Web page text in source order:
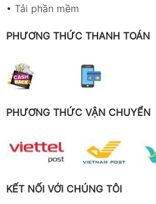
• Tải phần mềm
PHƯƠNG THỨC THANH TOÁN
PHƯƠNG THỨC VẬN CHUYỂN
KẾT NỐI VỚI CHÚNG TÔI